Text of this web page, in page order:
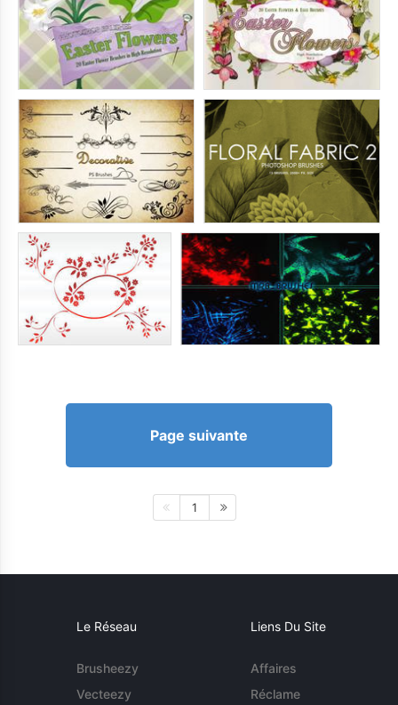
Page suivante
1
Le Réseau
Brusheezy
Vecteezy
Liens Du Site
Affaires
Réclame